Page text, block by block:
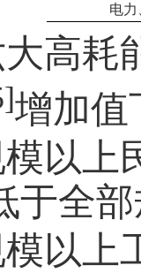
电
高耗
增加值
以上
于全
以上